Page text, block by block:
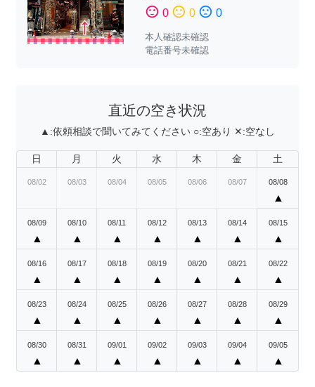
sentiment_satisfied 0 sentiment_neutral 0 sentiment_dissatisfied 0
本人確認未確認
電話番号未確認
直近の空き状況
▲:依頼相談で聞いてみてください ○:空あり ✕:空なし
日 月 火 水 木 金 土
08/02 08/03 08/04 08/05 08/06 08/07 08/08
▲
08/09
▲
08/10
▲
08/11
▲
08/12
▲
08/13
▲
08/14
▲
08/15
▲
08/16
▲
08/17
▲
08/18
▲
08/19
▲
08/20
▲
08/21
▲
08/22
▲
08/23
▲
08/24
▲
08/25
▲
08/26
▲
08/27
▲
08/28
▲
08/29
▲
08/30
▲
08/31
▲
09/01
▲
09/02
▲
09/03
▲
09/04
▲
09/05
▲